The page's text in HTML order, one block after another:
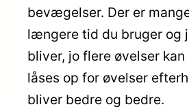
bevægelser. Der er
længere tid du bruger og
bliver, jo flere øvelser kan
låses op for øvelser
bliver bedre og bedre.